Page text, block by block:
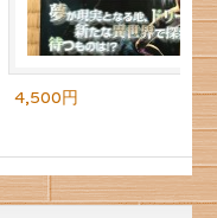
4,500円